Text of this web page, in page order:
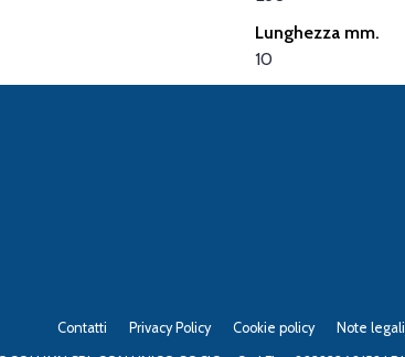
Lunghezza mm.
10
Contatti Privacy Policy Cookie policy Note legali